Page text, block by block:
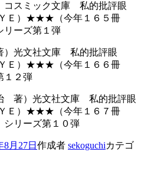
スミック文庫 私的批評眼
Ｅ）★★★（今年１６５冊
リーズ第１弾
光文社文庫 私的批評眼
Ｅ）★★★（今年１６６冊
１２弾
著）光文社文庫 私的批評眼
Ｅ）★★★（今年１６７冊
シリーズ第１０弾
8月27日 作成者 sekoguchiカテゴ